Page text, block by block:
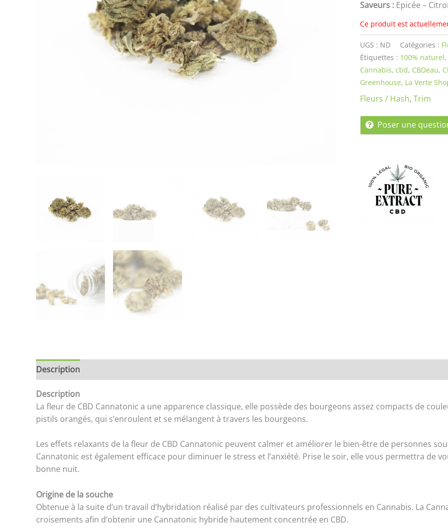
Saveurs : Epicée –
Ce produit est
UGS : ND Catégories :
Étiquettes : 100% naturel,
Cannabis, cbd, CBDeau,
Greenhouse, La Verte
Fleurs / Hash, Trim
Poser une
Description
Description
La fleur de CBD Cannatonic a une apparence classique, elle possède des bourgeons assez compacts de
pistils orangés, qui s’enroulent et se mélangent à travers les bourgeons.
Les effets relaxants de la fleur de CBD Cannatonic peuvent calmer et améliorer le bien-être de personnes
Cannatonic est également efficace pour diminuer le stress et l’anxiété. Prise le soir, elle vous permettra de
bonne nuit.
Origine de la souche
Obtenue à la suite d’un travail d’hybridation réalisé par des cultivateurs professionnels en Cannabis. La
croisements afin d’obtenir une Cannatonic hybride hautement concentrée en CBD.